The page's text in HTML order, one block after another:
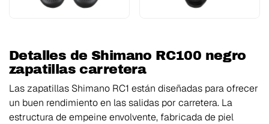
Detalles de Shimano RC100 negro
zapatillas carretera
Las zapatillas Shimano RC1 están diseñadas para ofrecer
un buen rendimiento en las salidas por carretera. La
estructura de empeine envolvente, fabricada de piel